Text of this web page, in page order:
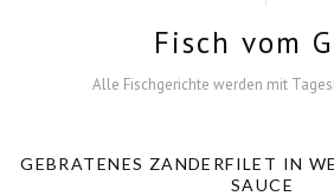
Fisch vom
Alle Fischgerichte werden mit
GEBRATENES ZANDERFILET IN
AUCE